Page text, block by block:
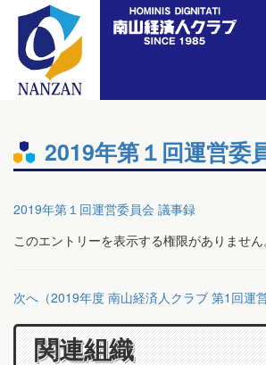
2019年第１回運営委
2019年第１回運営委員会 議事録
このエントリーを表示する権限がありません
次へ（2019年度 南山経済人クラブ 第1回運
関連組織